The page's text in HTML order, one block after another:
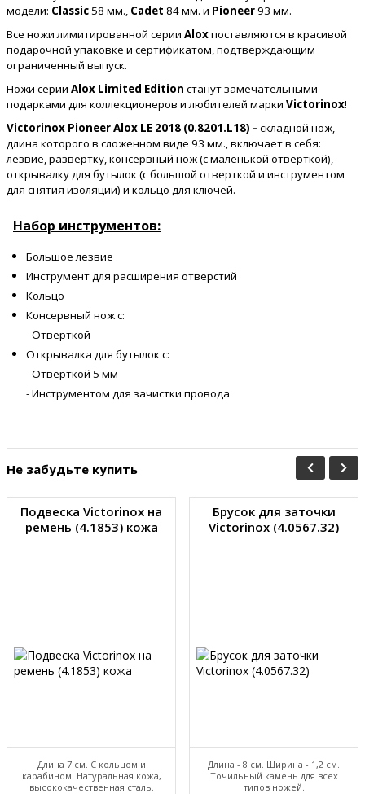
модели: Classic 58 мм., Cadet 84 мм. и Pioneer93 мм.
Все ножи лимитированной серии Aloxпоставляются в красивой
подарочной упаковке и сертификатом, подтверждающим
ограниченный выпуск.
Ножи серии Alox Limited Edition станут замечательными
подарками для коллекционеров и любителей марки Victorinox!
Victorinox Pioneer Alox LE 2018 (0.8201.L18) - складной нож,
длина которого в сложенном виде 93 мм.,включает в себя:
лезвие, развертку, консервный нож (с маленькой отверткой),
открывалку для бутылок (с большой отверткой и инструментом
для снятия изоляции) и кольцо для ключей.
Набор инструментов:
Большое лезвие
Инструмент для расширения отверстий
Кольцо
Консервный нож с:
- Отверткой
Открывалка для бутылок с:
- Отверткой 5 мм
- Инструментом для зачистки провода
Не забудьте купить
Подвеска Victorinox на
ремень (4.1853) кожа
Длина 7 см. С кольцом и
карабином. Натуральная кожа,
высококачественная сталь.
Брусок для заточки
Victorinox (4.0567.32)
Длина - 8 см. Ширина - 1,2 см.
Точильный камень для всех
типов ножей.